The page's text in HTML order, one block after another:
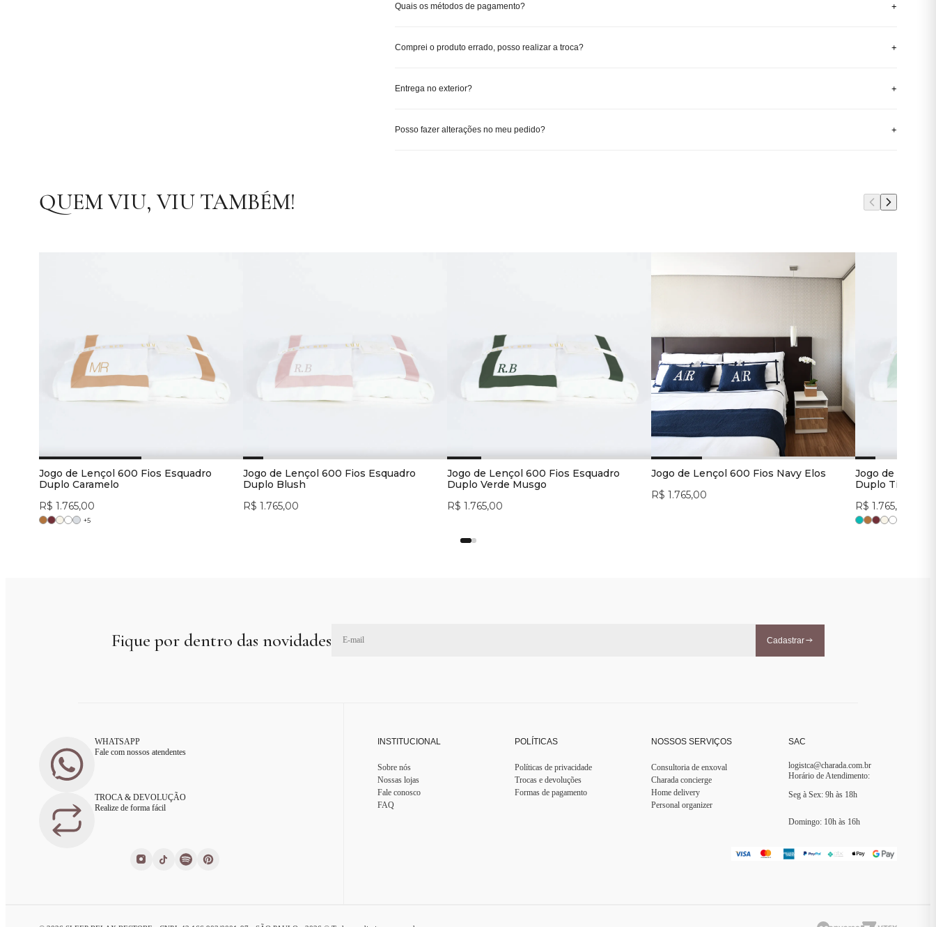
Quais os métodos de pagamento? +
Comprei o produto errado, posso realizar a troca? +
Entrega no exterior? +
Posso fazer alterações no meu pedido? +
QUEM VIU, VIU TAMBÉM!
Jogo de Lençol 600 Fios Esquadro
Duplo Caramelo
R$ 1.765,00
+5
Jogo de Lençol 600 Fios Esquadro
Duplo Blush
R$ 1.765,00
Jogo de Lençol 600 Fios Esquadro
Duplo Verde Musgo
R$ 1.765,00
Jogo de Lençol 600 Fios Navy Elos
R$ 1.765,00
Jogo de Lençol
Duplo Tiffany
R$ 1.765,00
Fique por dentro das novidades Cadastrar
WHATSAPP
Fale com nossos atendentes
TROCA & DEVOLUÇÃO
Realize de forma fácil
INSTITUCIONAL
Sobre nós
Nossas lojas
Fale conosco
FAQ
POLÍTICAS
Políticas de privacidade
Trocas e devoluções
Formas de pagamento
NOSSOS SERVIÇOS
Consultoria de enxoval
Charada concierge
Home delivery
Personal organizer
SAC
logistca@charada.com.br
Horário de Atendimento:
Seg à Sex: 9h às 18h
Domingo: 10h às 16h